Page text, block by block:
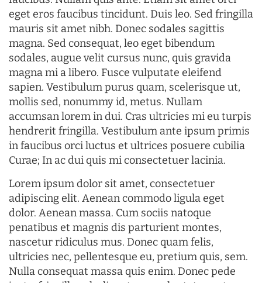
eget eros faucibus tincidunt. Duis leo. Sed fringilla
mauris sit amet nibh. Donec sodales sagittis
magna. Sed consequat, leo eget bibendum
sodales, augue velit cursus nunc, quis gravida
magna mi a libero. Fusce vulputate eleifend
sapien. Vestibulum purus quam, scelerisque ut,
mollis sed, nonummy id, metus. Nullam
accumsan lorem in dui. Cras ultricies mi eu turpis
hendrerit fringilla. Vestibulum ante ipsum primis
in faucibus orci luctus et ultrices posuere cubilia
Curae; In ac dui quis mi consectetuer lacinia.
Lorem ipsum dolor sit amet, consectetuer
adipiscing elit. Aenean commodo ligula eget
dolor. Aenean massa. Cum sociis natoque
penatibus et magnis dis parturient montes,
nascetur ridiculus mus. Donec quam felis,
ultricies nec, pellentesque eu, pretium quis, sem.
Nulla consequat massa quis enim. Donec pede